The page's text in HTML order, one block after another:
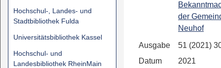
Hochschul-, Landes- und
Stadtbibliothek Fulda
Universitätsbibliothek Kassel
Hochschul- und
Landesbibliothek RheinMain
der
Neuhof
Ausgabe
51 (2021)
Datum
2021